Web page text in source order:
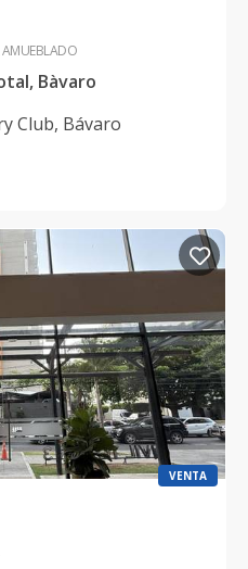
AMUEBLADO
Bàvaro
Club, Bávaro
VENTA